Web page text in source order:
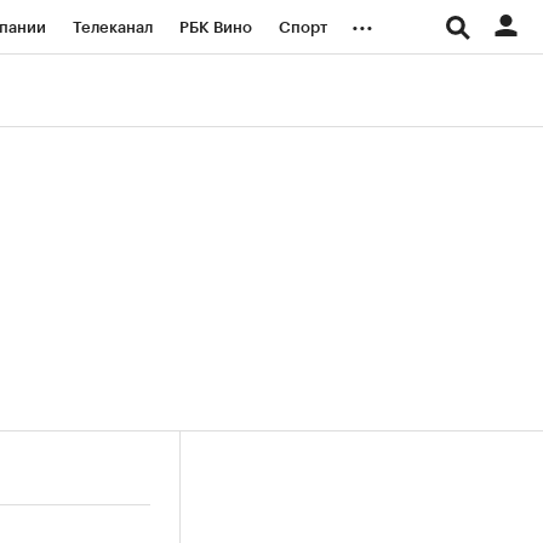
Телеканал РБК Вино Спорт ...